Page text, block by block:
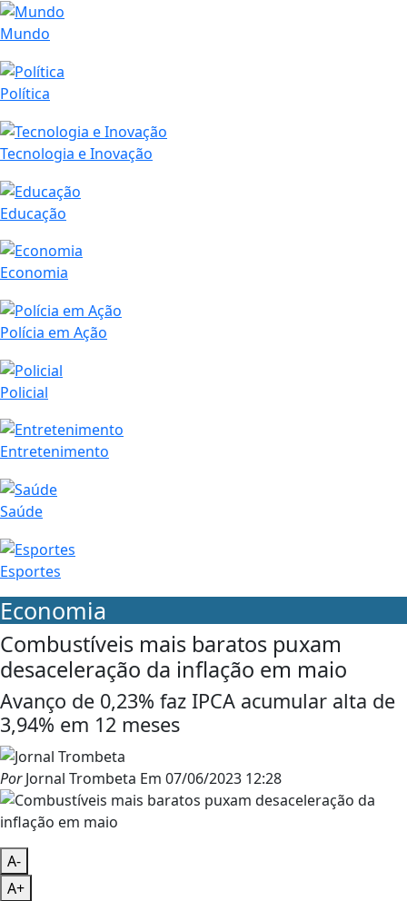
Mundo
Política
Tecnologia e Inovação
Educação
Economia
Polícia em Ação
Policial
Entretenimento
Saúde
Esportes
Economia
Combustíveis mais baratos puxam
desaceleração da inflação em maio
Avanço de 0,23% faz IPCA acumular alta de
3,94% em 12 meses
PorJornal Trombeta Em 07/06/2023 12:28
A-
A+